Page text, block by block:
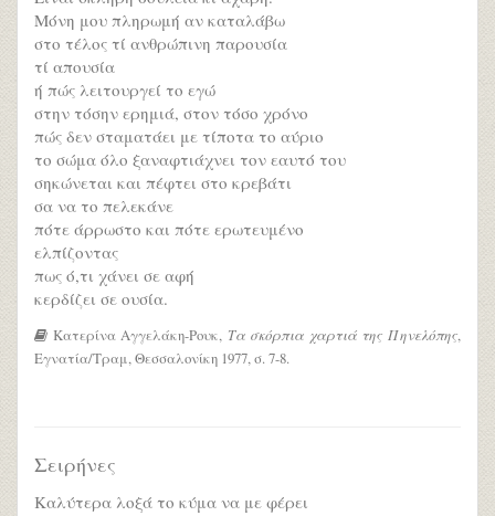
Μόνη μου πληρωμή αν καταλάβω
στο τέλος τί ανθρώπινη παρουσία
τί απουσία
ή πώς λειτουργεί το εγώ
στην τόσην ερημιά, στον τόσο χρόνο
πώς δεν σταματάει με τίποτα το αύριο
το σώμα όλο ξαναφτιάχνει τον εαυτό του
σηκώνεται και πέφτει στο κρεβάτι
σα να το πελεκάνε
πότε άρρωστο και πότε ερωτευμένο
ελπίζοντας
πως ό,τι χάνει σε αφή
κερδίζει σε ουσία.
Κατερίνα Αγγελάκη-Ρουκ, Τα σκόρπια χαρτιά της Πηνελόπης,
Εγνατία/Τραμ, Θεσσαλονίκη 1977, σ. 7-8.
Σειρήνες
Καλύτερα λοξά το κύμα να με φέρει